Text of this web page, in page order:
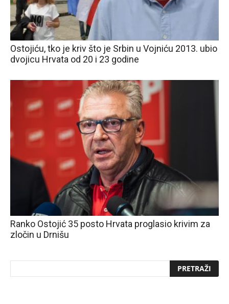
Ostojiću, tko je kriv što je Srbin u Vojniću 2013. ubio
dvojicu Hrvata od 20 i 23 godine
Ranko Ostojić 35 posto Hrvata proglasio krivim za
zločin u Drnišu